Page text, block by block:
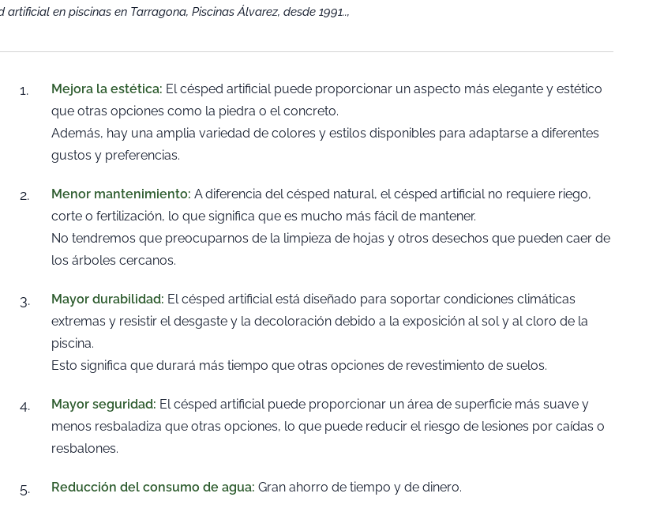
en piscinas en Tarragona, Piscinas Álvarez, desde 1991..,
Mejora la estética: El césped artificial puede proporcionar un aspecto más elegante y estético
que otras opciones como la piedra o el concreto.
Además, hay una amplia variedad de colores y estilos disponibles para adaptarse a diferentes
gustos y preferencias.
Menor mantenimiento:A diferencia del césped natural, el césped artificial no requiere riego,
corte o fertilización, lo que significa que es mucho más fácil de mantener.
No tendremos que preocuparnos de la limpieza de hojas y otros desechos que pueden caer de
los árboles cercanos.
Mayor durabilidad: El césped artificial está diseñado para soportar condiciones climáticas
extremas y resistir el desgaste y la decoloración debido a la exposición al sol y al cloro de la
piscina.
Esto significa que durará más tiempo que otras opciones de revestimiento de suelos.
Mayor seguridad: El césped artificial puede proporcionar un área de superficie más suave y
menos resbaladiza que otras opciones, lo que puede reducir el riesgo de lesiones por caídas o
resbalones.
Reducción del consumo de agua: Gran ahorro de tiempo y de dinero.